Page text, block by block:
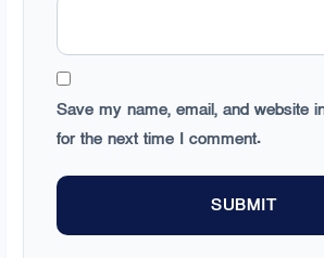
Save my name, email, and website
for the next time I comment.